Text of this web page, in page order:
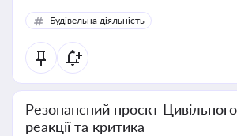
Будівельна діяльність
Резонансний проєкт
реакції та критика